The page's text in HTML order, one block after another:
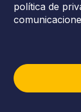
política de